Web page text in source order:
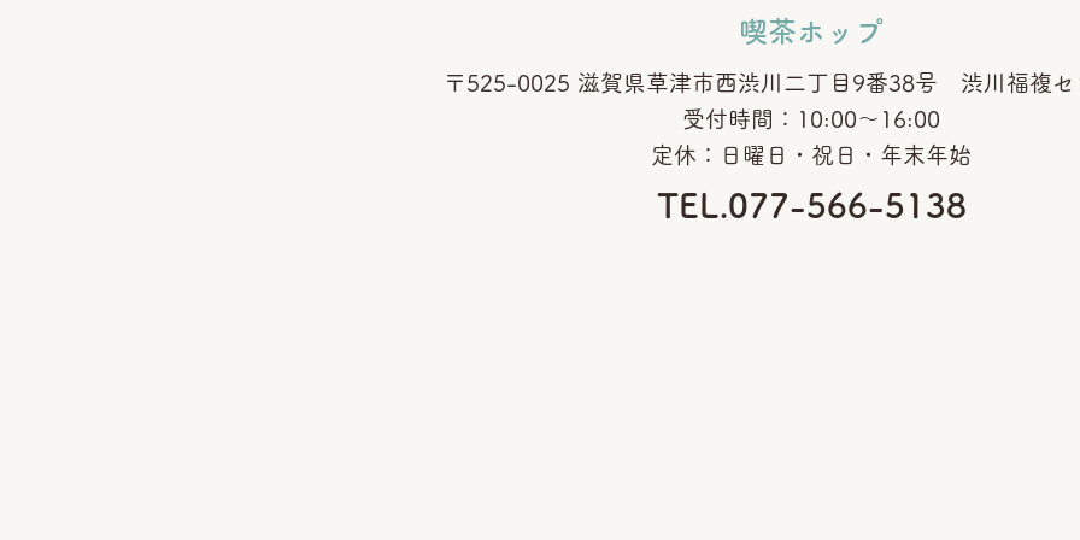
喫茶ホップ
〒525-0025 滋賀県草津市西渋川二丁目9番38号 渋川福複セ
​受付時間： 10:00～16:00
定休：日曜日・祝日・年末年始
TEL.077-566-5138